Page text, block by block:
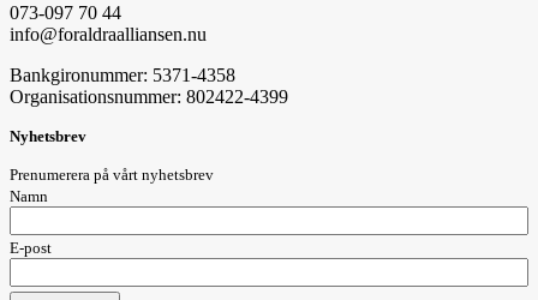
073-097 70 44
info@foraldraalliansen.nu
Bankgironummer: 5371-4358
Organisationsnummer: 802422-4399
Nyhetsbrev
Prenumerera på vårt nyhetsbrev
Namn
E-post